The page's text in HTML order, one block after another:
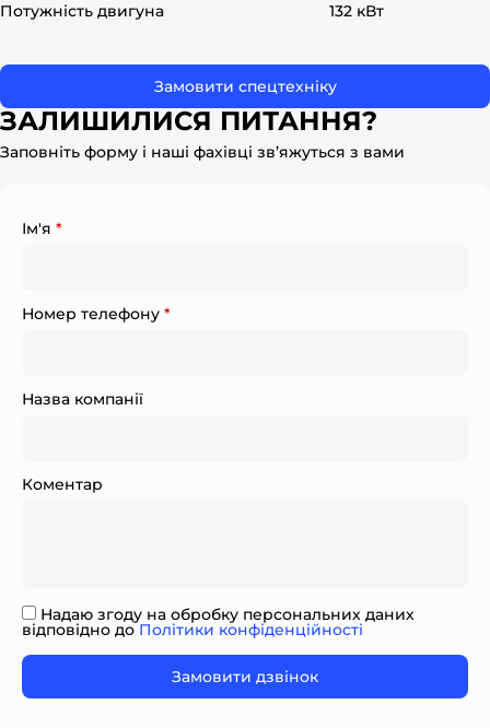
Потужність двигуна
132 кВт
Замовити спецтехніку
ЗАЛИШИЛИСЯ ПИТАННЯ?
Заповніть форму і наші фахівці зв’яжуться з вами
Ім'я *
Номер телефону *
Назва компанії
Коментар
Надаю згоду на обробку персональних даних
відповідно доПолітики конфіденційності